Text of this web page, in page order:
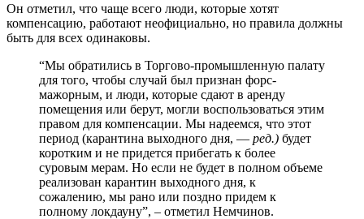
Он отметил, что чаще всего люди, которые хотят
компенсацию, работают неофициально, но правила должны
быть для всех одинаковы.
“Мы обратились в Торгово-промышленную палату
для того, чтобы случай был признан форс-
мажорным, и люди, которые сдают в аренду
помещения или берут, могли воспользоваться этим
правом для компенсации. Мы надеемся, что этот
период (карантина выходного дня, — ред.) будет
коротким и не придется прибегать к более
суровым мерам. Но если не будет в полном объеме
реализован карантин выходного дня, к
сожалению, мы рано или поздно придем к
полному локдауну”, – отметил Немчинов.